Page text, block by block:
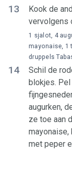
13
Kook de
vervolgens
14
Schil de
blokjes.
augurken,
ze toe aan
mayonaise,
met peper
1 sjalot, 4
mayonaise, 1
druppels